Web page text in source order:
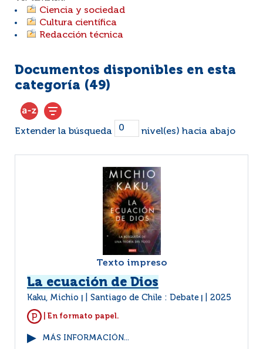
Ciencia y sociedad
Cultura científica
Redacción técnica
Documentos disponibles en esta
categoría (49)
Extender la búsqueda nivel(es) hacia abajo
Texto impreso
La ecuación de Dios
Kaku, Michio Santiago de Chile : Debate 2025
| En formato papel.
MÁS INFORMACIÓN...